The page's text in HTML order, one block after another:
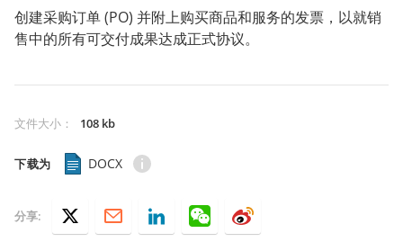
创建采购订单 (PO) 并附上购买商品和服务的发票，以就销
售中的所有可交付成果达成正式协议。
文件大小 ： 108 kb
下载为 DOCX
分享: